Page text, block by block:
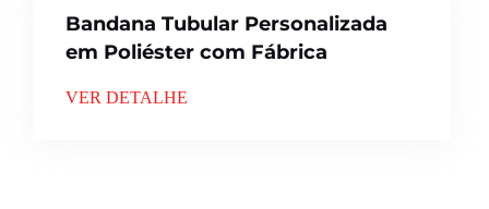
Bandana Tubular Personalizada
em Poliéster com Fábrica
VER DETALHE